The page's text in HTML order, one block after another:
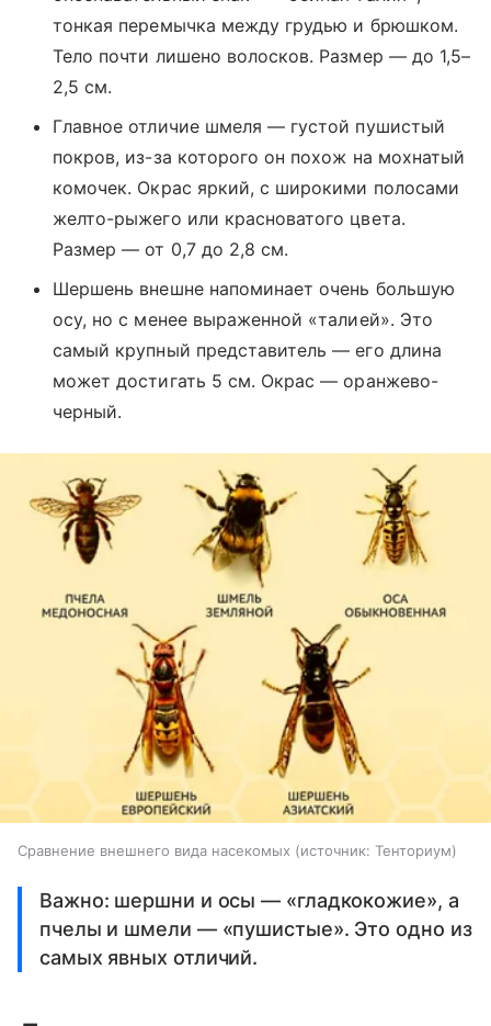
тонкая перемычка между грудью и брюшком.
Тело почти лишено волосков. Размер — до 1,5–
2,5 см.
Главное отличие шмеля — густой пушистый
покров, из-за которого он похож на мохнатый
комочек. Окрас яркий, с широкими полосами
желто-рыжего или красноватого цвета.
Размер — от 0,7 до 2,8 см.
Шершень внешне напоминает очень большую
осу, но с менее выраженной «талией». Это
самый крупный представитель — его длина
может достигать 5 см. Окрас — оранжево-
черный.
Сравнение внешнего вида насекомых источник: Тенториум
Важно: шершни и осы — «гладкокожие», а
пчелы и шмели — «пушистые». Это одно из
самых явных отличий.